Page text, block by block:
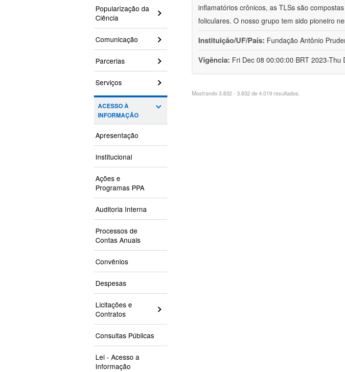
Popularização da
Ciência
Comunicação
Parcerias
Serviços
ACESSO À
INFORMAÇÃO
Apresentação
Institucional
Ações e
Programas PPA
Auditoria Interna
Processos de
Contas Anuais
Convênios
Despesas
Licitações e
Contratos
Consultas Públicas
Lei - Acesso a
Informação
inflamatórios crônicos, as TLSs são
foliculares. O nosso grupo tem sido pioneiro
Instituição/UF/País: Fundação Antônio
Vigência: Fri Dec 08 00:00:00 BRT 2023-Thu
Mostrando 3.832 - 3.832 de 4.019 resultados.